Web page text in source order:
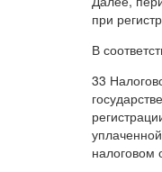
при
В
33
налоговом